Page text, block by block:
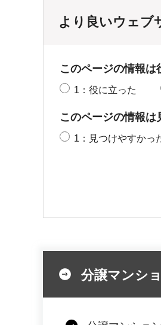
より良いウェブ
このページの情報は
1：役に立った
このページの情報は
1：見つけやすかっ
分譲マンシ